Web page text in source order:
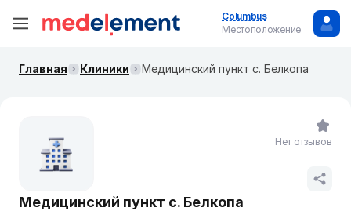
Columbus
Местоположение
Главная Клиники Медицинский пункт с. Белкопа
Медицинский пункт с. Белкопа
Нет отзывов